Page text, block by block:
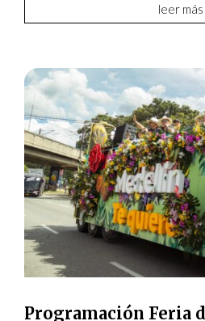
leer más
Programación Feria